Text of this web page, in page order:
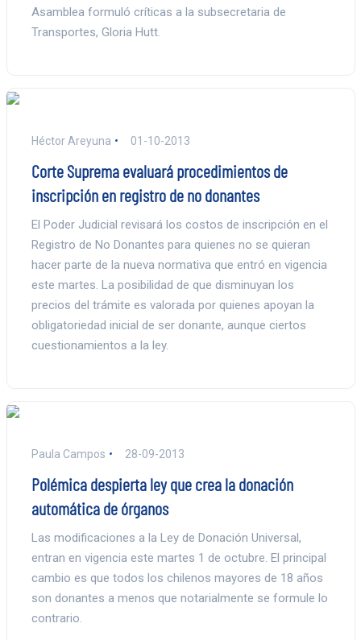
Asamblea formuló críticas a la subsecretaria de
Transportes, Gloria Hutt.
Héctor Areyuna 01-10-2013
Corte Suprema evaluará procedimientos de
inscripción en registro de no donantes
El Poder Judicial revisará los costos de inscripción en el
Registro de No Donantes para quienes no se quieran
hacer parte de la nueva normativa que entró en vigencia
este martes. La posibilidad de que disminuyan los
precios del trámite es valorada por quienes apoyan la
obligatoriedad inicial de ser donante, aunque ciertos
cuestionamientos a la ley.
Paula Campos 28-09-2013
Polémica despierta ley que crea la donación
automática de órganos
Las modificaciones a la Ley de Donación Universal,
entran en vigencia este martes 1 de octubre. El principal
cambio es que todos los chilenos mayores de 18 años
son donantes a menos que notarialmente se formule lo
contrario.